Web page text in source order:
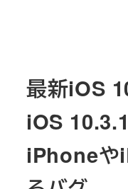
最新iOS
iOS
iPhoneや